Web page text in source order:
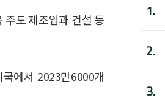
주도 제조업과 건설 등
에서 2023만6000개
1.
2.
3.